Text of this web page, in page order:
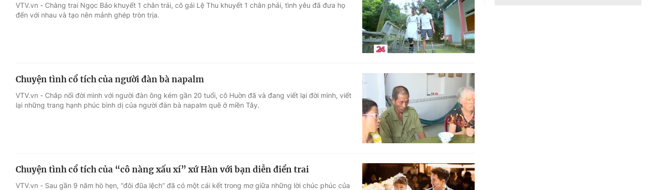
VTV.vn - Chàng trai Ngọc Bảo khuyết 1 chân trái, cô gái Lệ Thu khuyết 1 chân phải, tình yêu đã đưa họ
đến với nhau và tạo nên mảnh ghép tròn trịa.
Chuyện tình cổ tích của người đàn bà napalm
VTV.vn - Chắp nối đời mình với người đàn ông kém gần 20 tuổi, cô Huờn đã và đang viết lại đời mình, viết
lại những trang hạnh phúc bình dị của người đàn bà napalm quê ở miền Tây.
Chuyện tình cổ tích của “cô nàng xấu xí” xứ Hàn với bạn diễn điển trai
VTV.vn - Sau gần 9 năm hò hẹn, “đôi đũa lệch” đã có một cái kết trong mơ giữa những lời chúc phúc của